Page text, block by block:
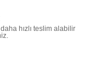
hızlı teslim alabilir